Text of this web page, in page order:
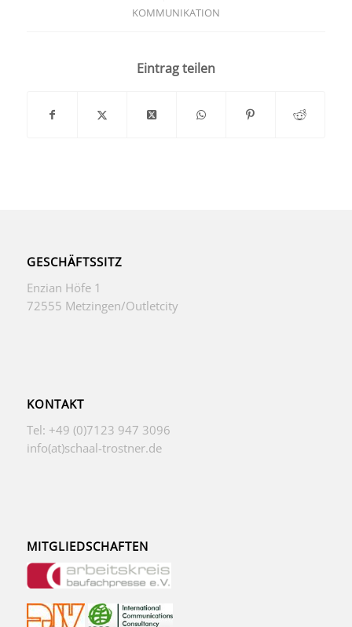
KOMMUNIKATION
Eintrag teilen
GESCHÄFTSSITZ
Enzian Höfe 1
72555 Metzingen/Outletcity
KONTAKT
Tel: +49 (0)7123 947 3096
info(at)schaal-trostner.de
MITGLIEDSCHAFTEN